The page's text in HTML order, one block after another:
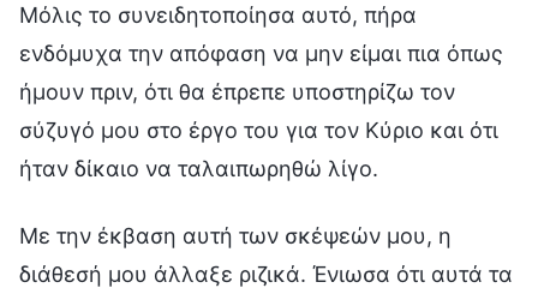
Μόλις το συνειδητοποίησα αυτό, πήρα
ενδόμυχα την απόφαση να μην είμαι πια όπως
ήμουν πριν, ότι θα έπρεπε υποστηρίζω τον
σύζυγό μου στο έργο του για τον Κύριο και ότι
ήταν δίκαιο να ταλαιπωρηθώ λίγο.
Με την έκβαση αυτή των σκέψεών μου, η
διάθεσή μου άλλαξε ριζικά. Ένιωσα ότι αυτά τα